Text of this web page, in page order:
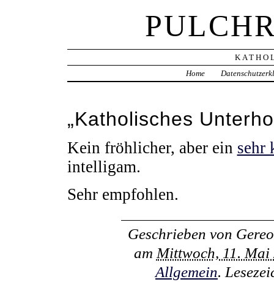
Home
„Katholisches
Kein fröhlicher, aber ein sehr
intelligam.
Sehr empfohlen.
Geschrieben von
amMittwoch, 11. Mai
Allgemein.